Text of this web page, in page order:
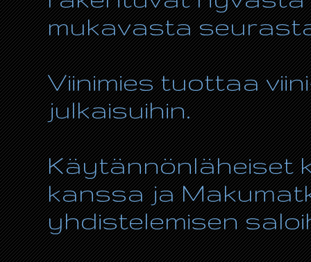
mukavasta
Viinimies tuottaa
julkaisuihin.
Käytännönläheiset
kanssa ja
yhdistelemisen